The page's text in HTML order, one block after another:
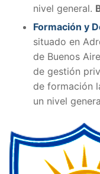
nivel general.
Formación y
situado en
de Buenos
de gestión
de formación
un nivel